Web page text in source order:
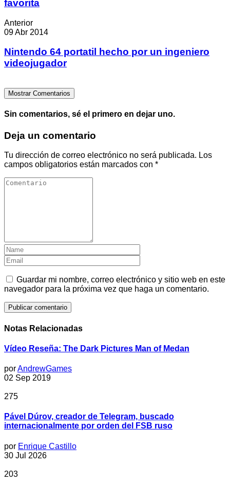
favorita
Anterior
09 Abr 2014
Nintendo 64 portatil hecho por un ingeniero
videojugador
Mostrar Comentarios
Sin comentarios, sé el primero en dejar uno.
Deja un comentario
Tu dirección de correo electrónico no será publicada. Los
campos obligatorios están marcados con *
Guardar mi nombre, correo electrónico y sitio web en este
navegador para la próxima vez que haga un comentario.
Notas Relacionadas
Vídeo Reseña: The Dark Pictures Man of Medan
porAndrewGames
02 Sep 2019
275
Pável Dúrov, creador de Telegram, buscado
internacionalmente por orden del FSB ruso
por Enrique Castillo
30 Jul 2026
203